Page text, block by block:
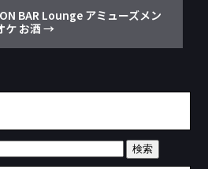
BAR Lounge アミューズメン
ケ お酒→